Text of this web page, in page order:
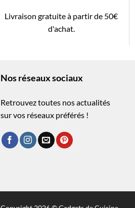
Livraison gratuite à partir de 50€
d'achat.
Nos réseaux sociaux
Retrouvez toutes nos actualités
sur vos réseaux préférés !